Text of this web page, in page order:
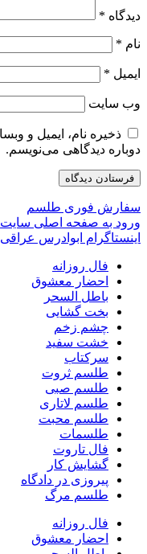
دیدگاه *
نام *
ایمیل *
وب‌ سایت
ذخیره نام، ایمیل و
دوباره دیدگاهی می‌نویسم.
سفارش فوری طلسم
ورود به صفحه اصلی سایت
اینستاگرام ابوادرس عراقی
فال روزانه
احضار معشوق
باطل السحر
بخت گشایی
چشم زخم
خشت سفید
سرکتاب
طلسم ثروت
طلسم صبی
طلسم لاتاری
طلسم محبت
طلسمات
فال تاروت
گشایش کار
پیروزی در دادگاه
طلسم مرگ
فال روزانه
احضار معشوق